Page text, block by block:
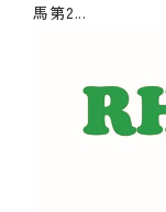
馬第2...